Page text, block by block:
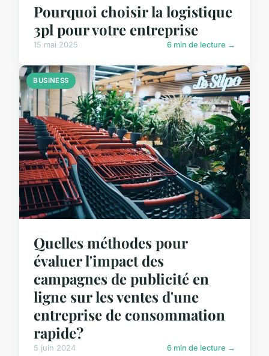
Pourquoi choisir la logistique
3pl pour votre entreprise
15 mai 2025 6 min de lecture →
BUSINESS
Quelles méthodes pour
évaluer l'impact des
campagnes de publicité en
ligne sur les ventes d'une
entreprise de consommation
rapide?
5 juin 2024 6 min de lecture →